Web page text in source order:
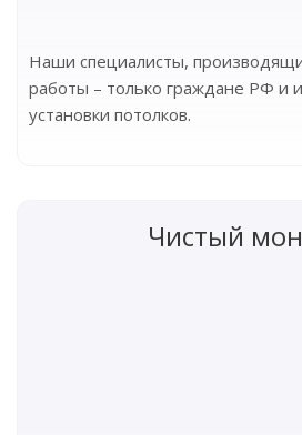
Наши специалисты,
работы – только граждане РФ и
установки потолков.
Чистый